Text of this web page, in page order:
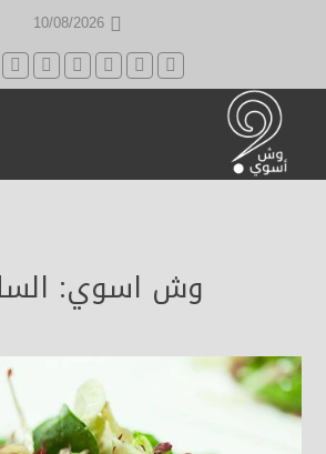
10/08/2026
وش اسوي: